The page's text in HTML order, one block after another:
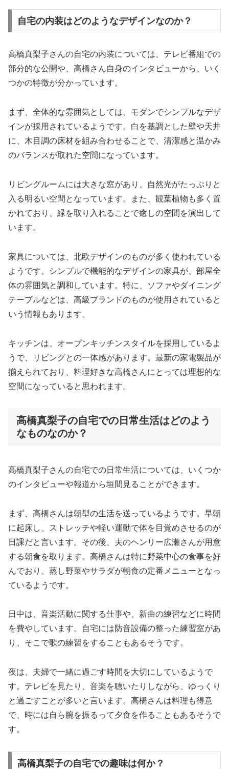
自宅の内装はどのようなデザインなのか？
高橋真梨子さんの自宅の内装については、テレビ番組での
部分的な公開や、高橋さん自身のインタビューから、いく
つかの特徴が分かっています。
まず、全体的な雰囲気としては、モダンでシンプルなデザ
インが採用されているようです。白を基調とした壁や天井
に、木目調の床材を組み合わせることで、清潔感と温かみ
のバランスが取れた空間になっています。
リビングルームには大きな窓があり、自然光がたっぷりと
入る明るい空間となっています。また、観葉植物も多く置
かれており、緑を取り入れることで癒しの空間を演出して
います。
家具については、北欧デザインのものが多く使われている
ようです。シンプルで機能的なデザインの家具が、部屋全
体の雰囲気と調和しています。特に、ソファやダイニング
テーブルなどは、高級ブランドのものが使用されていると
いう情報もあります。
キッチンは、オープンキッチンスタイルを採用しているよ
うで、リビングとの一体感があります。最新の家電製品が
揃えられており、料理好きな高橋さんにとっては理想的な
空間になっていると思われます。
高橋真梨子の自宅での日常生活はどのよう
なものなのか？
高橋真梨子さんの自宅での日常生活については、いくつか
のインタビューや報道から垣間見ることができます。
まず、高橋さんは朝型の生活を送っているようです。早朝
に起床し、ストレッチや軽い運動で体を目覚めさせるのが
日課だと言います。その後、夫のヘンリー広瀬さんが用意
する朝食を取ります。高橋さんは特に野菜中心の食事を好
んでおり、蒸し野菜やサラダが朝食の定番メニューとなっ
ているようです。
日中は、音楽活動に関する仕事や、新曲の練習などに時間
を費やしています。自宅には防音設備の整った練習室があ
り、そこで歌の練習をすることもあるそうです。
夜は、夫婦で一緒に過ごす時間を大切にしているようで
す。テレビを見たり、音楽を聴いたりしながら、ゆっくり
と過ごすことが多いと言います。高橋さんは料理も得意
で、時には自ら腕を振るって夕食を作ることもあるそうで
す。
高橋真梨子の自宅での趣味は何か？